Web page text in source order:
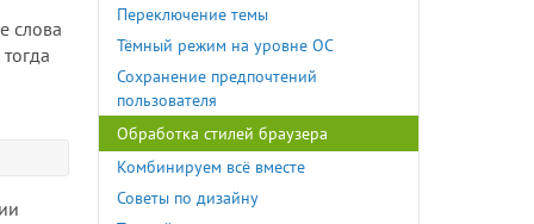
слова
Переключение темы
Тёмный режим на уровне ОС
Сохранение предпочтений
пользователя
Обработка стилей браузера
Комбинируем всё вместе
Советы по дизайну